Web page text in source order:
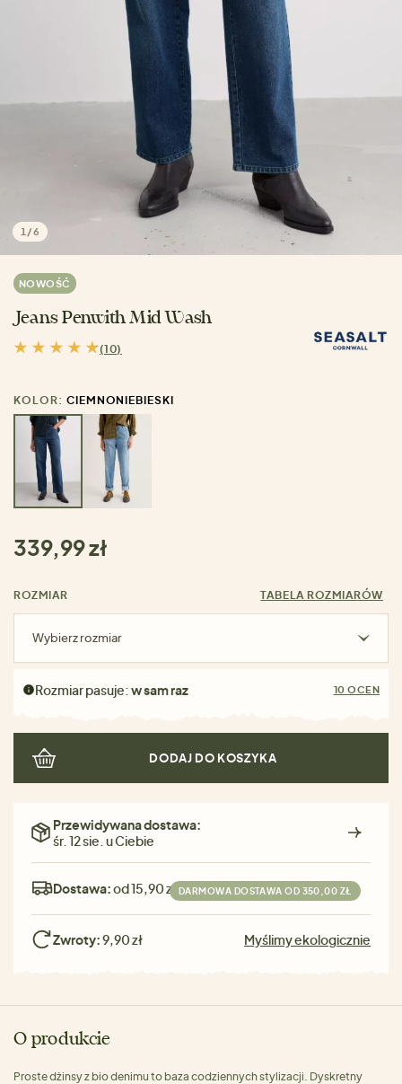
1 /6
NOWOŚĆ
Jeans Penwith Mid Wash
(10)
KOLOR: CIEMNONIEBIESKI
339,99 zł
ROZMIAR TABELA ROZMIARÓW
Wybierz rozmiar
Rozmiar pasuje:w sam raz 10 OCEN
DODAJ DO KOSZYKA
Przewidywana dostawa:
śr. 12 sie. u Ciebie
Dostawa:od 15,90 zł DARMOWA DOSTAWA OD 350,00 ZŁ
Zwroty:9,90 zł Myślimy ekologicznie
O produkcie
Proste dżinsy z bio denimu to baza codziennych stylizacji. Dyskretny